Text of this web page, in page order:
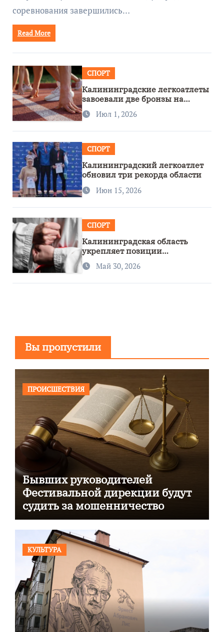
соревнования завершились…
Read More
СПОРТ
Калининградские легкоатлеты
завоевали две бронзы на
первенстве России
Июл 1, 2026
СПОРТ
Калининградский легкоатлет
обновил три рекорда области
Июн 15, 2026
СПОРТ
Калининградская область
укрепляет позиции
спортивного региона
Май 30, 2026
Вы пропустили
ПРОИСШЕСТВИЯ
Бывших руководителей
Фестивальной дирекции будут
судить за мошенничество
КУЛЬТУРА